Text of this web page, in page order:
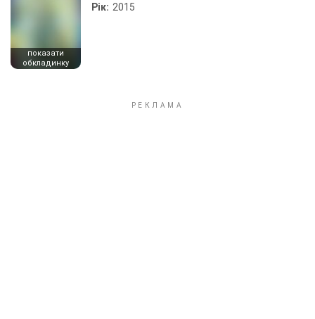
показати
обкладинку
Рік: 2015